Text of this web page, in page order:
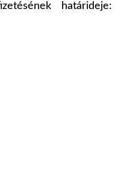
határideje: